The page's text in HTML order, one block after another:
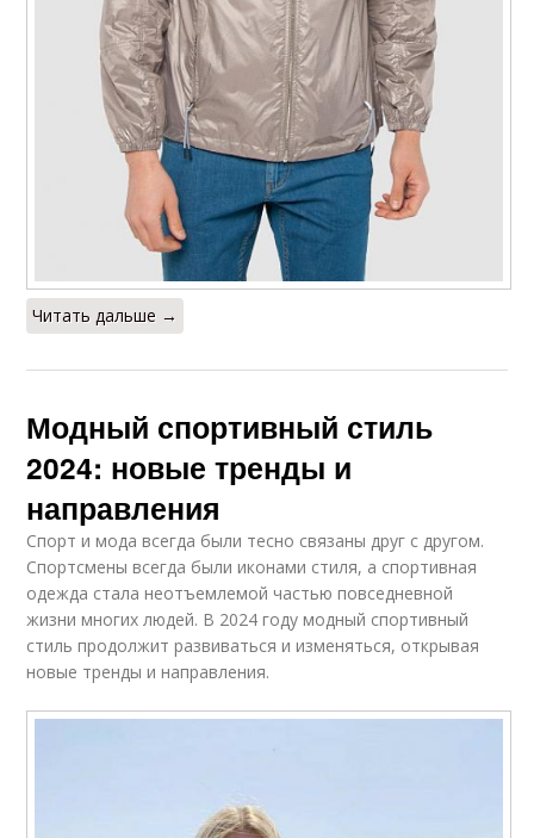
Читать дальше →
Модный спортивный стиль
2024: новые тренды и
направления
Спорт и мода всегда были тесно связаны друг с другом.
Спортсмены всегда были иконами стиля, а спортивная
одежда стала неотъемлемой частью повседневной
жизни многих людей. В 2024 году модный спортивный
стиль продолжит развиваться и изменяться, открывая
новые тренды и направления.